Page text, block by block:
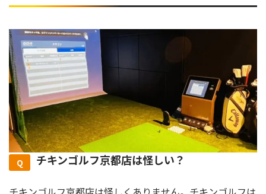
チキンゴルフ京都店は怪しい？